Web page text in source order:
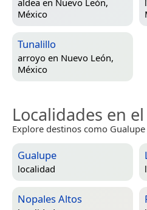
aldea en Nuevo León,
México
Tunalillo
arroyo en Nuevo León,
México
Localidades en
Explore destinos como Gualupe
Gualupe
localidad
Nopales Altos